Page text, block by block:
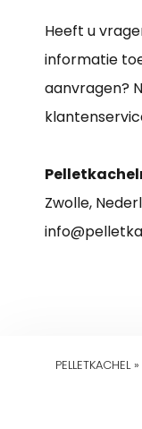
Heeft u
informatie
aanvragen?
Zwolle,
PELLETKACHEL»